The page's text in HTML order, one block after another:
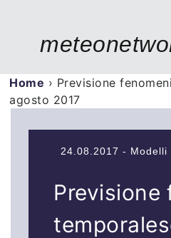
Home › Previsione
agosto 2017
24.08.2017 - Modelli
Previsione